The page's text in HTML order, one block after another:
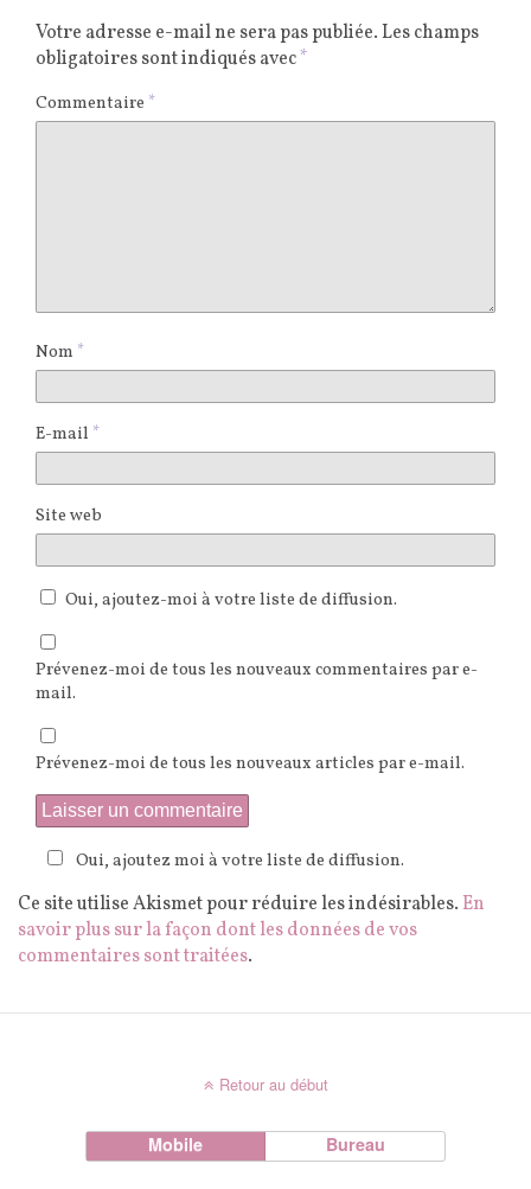
Votre adresse e-mail ne sera pas publiée.Les champs
obligatoires sont indiqués avec*
Commentaire *
Nom *
E-mail *
Site web
Oui, ajoutez-moi à votre liste de diffusion.
Prévenez-moi de tous les nouveaux commentaires par e-
mail.
Prévenez-moi de tous les nouveaux articles par e-mail.
Oui, ajoutez moi à votre liste de diffusion.
Ce site utilise Akismet pour réduire les indésirables. En
savoir plus sur la façon dont les données de vos
commentaires sont traitées.
Retour au début
Mobile Bureau